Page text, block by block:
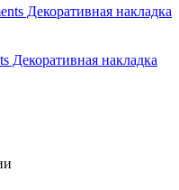
Декоративная накладка